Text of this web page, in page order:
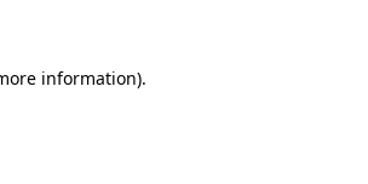
information).